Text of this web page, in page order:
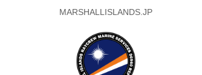
MARSHALLISLANDS.JP